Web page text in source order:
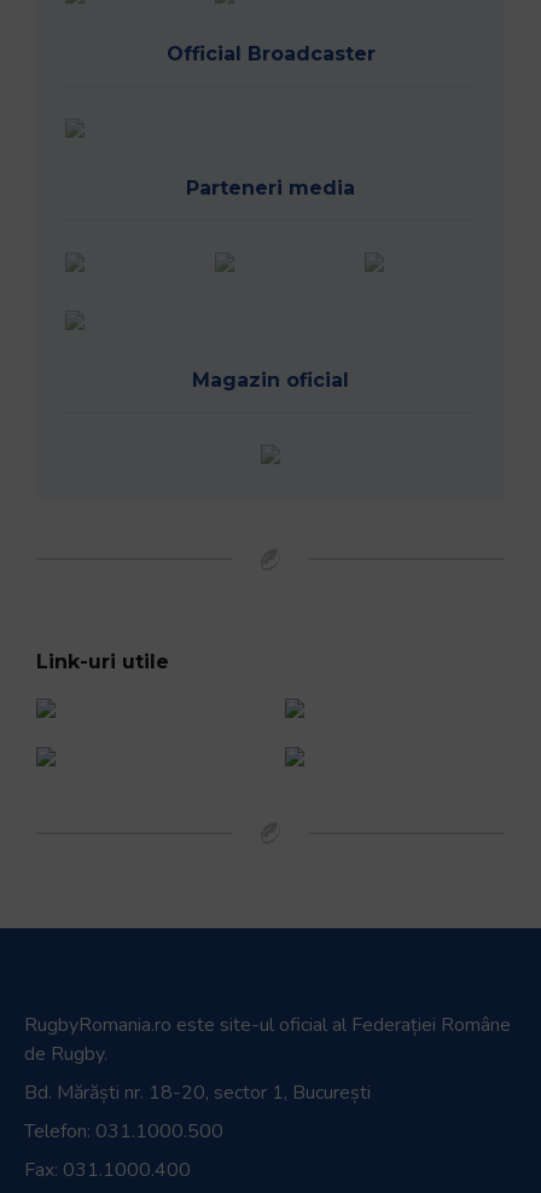
Official Broadcaster
Parteneri media
Magazin oficial
Link-uri utile
RugbyRomania.ro este site-ul oficial al Federației Române
de Rugby.
Bd. Mărăști nr. 18-20, sector 1, București
Telefon: 031.1000.500
Fax: 031.1000.400